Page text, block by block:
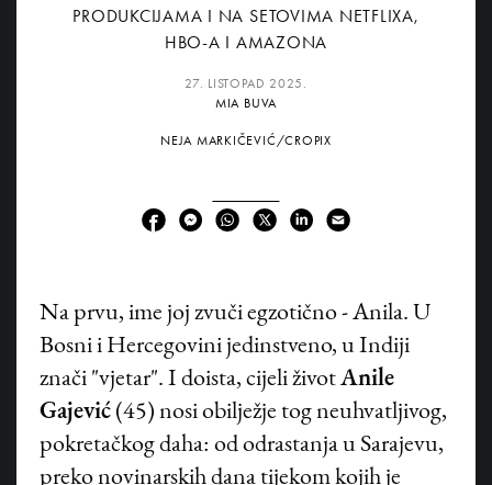
PRODUKCIJAMA I NA SETOVIMA NETFLIXA,
HBO-A I AMAZONA
27. LISTOPAD 2025.
MIA BUVA
NEJA MARKIČEVIĆ/CROPIX
Na prvu, ime joj zvuči egzotično - Anila. U
Bosni i Hercegovini jedinstveno, u Indiji
znači "vjetar". I doista, cijeli životAnile
Gajević (45) nosi obilježje tog neuhvatljivog,
pokretačkog daha: od odrastanja u Sarajevu,
preko novinarskih dana tijekom kojih je